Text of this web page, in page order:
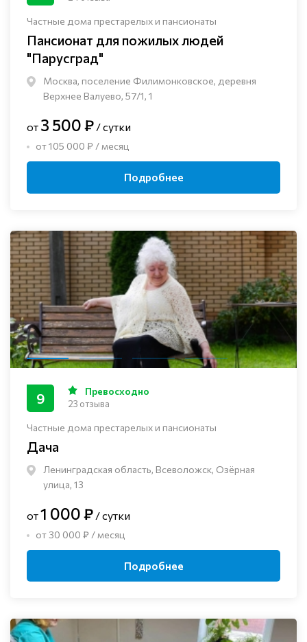
Частные дома престарелых и пансионаты
Пансионат для пожилых людей
"Парусград"
Москва, поселение Филимонковское, деревня
Верхнее Валуево, 57/1, 1
от 3 500 ₽ / сутки
от 105 000 ₽ / месяц
Подробнее
Частные дома престарелых и пансионаты
Дача
Ленинградская область, Всеволожск, Озёрная
улица, 13
9 Превосходно
23 отзыва
от1 000 ₽ / сутки
от 30 000 ₽ / месяц
Подробнее